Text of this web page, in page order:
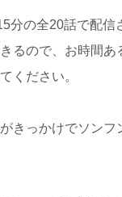
分の全20話で配信
るので、お時間あ
ください。
きっかけでソンフ